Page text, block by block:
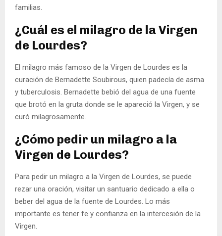
familias.
¿Cuál es el milagro de la Virgen
de Lourdes?
El milagro más famoso de la Virgen de Lourdes es la
curación de Bernadette Soubirous, quien padecía de asma
y tuberculosis. Bernadette bebió del agua de una fuente
que brotó en la gruta donde se le apareció la Virgen, y se
curó milagrosamente.
¿Cómo pedir un milagro a la
Virgen de Lourdes?
Para pedir un milagro a la Virgen de Lourdes, se puede
rezar una oración, visitar un santuario dedicado a ella o
beber del agua de la fuente de Lourdes. Lo más
importante es tener fe y confianza en la intercesión de la
Virgen.